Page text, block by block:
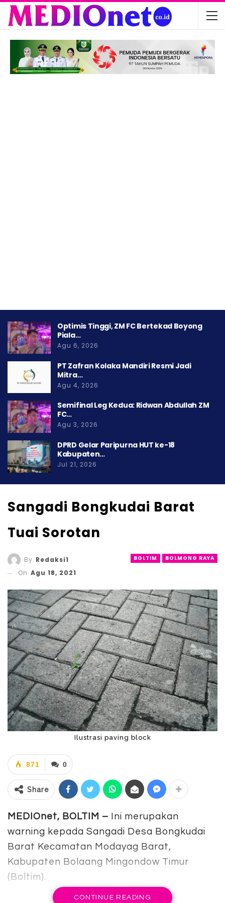
Optimis Tinggi, ZM FC Bertekad Boyong
Piala…
Agu 6, 2026
PT Zafran Kolaka Mandiri Resmi Jadi
Mitra…
Agu 4, 2026
Semifinal Leg Kedua: Ridwan Abdullah ZM
FC…
Agu 3, 2026
DPRD Gelar Paripurna HUT ke-18
Kabupaten…
Jul 21, 2026
Sangadi Bongkudai Barat
Tuai Sorotan
BOLTIM BOLMONG RAYA
By Redaksi1
On Agu 18, 2021
Ilustrasi paving block
0
871
Share
MEDIOnet, BOLTIM – Ini merupakan
warning kepada Sangadi Desa Bongkudai
Barat Kecamatan Modayag Barat,
Kabupaten Bolaang Mingondow Timur
(Boltim).
Pasalnya, salah satu kegiatan fisik untuk
CONTINUE READING